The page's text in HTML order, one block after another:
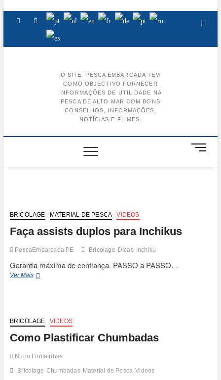
content
FacebookInstagramYoutube
O SITE, PESCA EMBARCADA TEM
COMO OBJECTIVO FORNECER
INFORMAÇÕES DE UTILIDADE NA
PESCA DE ALTO MAR COM BONS
CONSELHOS, INFORMAÇÕES,
NOTÍCIAS E FILMES.
M
n
BRICOLAGE MATERIAL DE PESCA VIDEOS
Faça assists duplos para Inchikus
PescaEmbarcada PE Bricolage Dicas Inchiku
Garantia máxima de confiança. PASSO a PASSO…
Ver MaisFaça
BRICOLAGE
VIDEOS
Como Plastificar Chumbadas
Nuno Fontainhas
Bricolage Chumbadas Material de Pesca Videos